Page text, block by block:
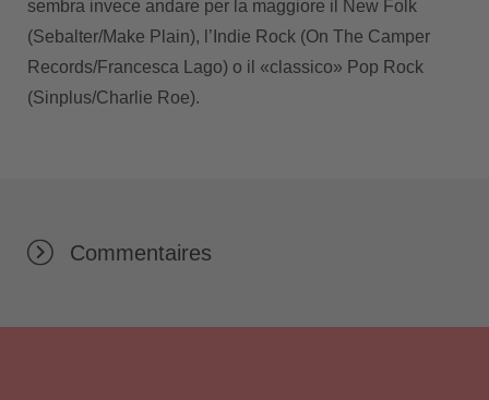
sembra invece andare per la maggiore il New Folk
(Sebalter/Make Plain), l’Indie Rock (On The Camper
Records/Francesca Lago) o il «classico» Pop Rock
(Sinplus/Charlie Roe).
Commentaires